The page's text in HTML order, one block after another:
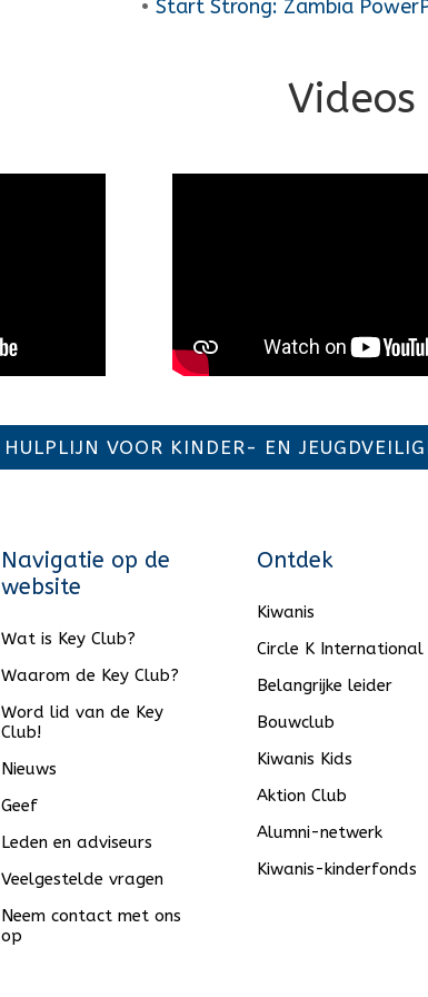
• Start Strong: Zambia
Videos
HULPLIJN VOOR KINDER- EN
Navigatie op de
website
Wat is Key Club?
Waarom de Key Club?
Word lid van de Key
Club!
Nieuws
Geef
Leden en adviseurs
Veelgestelde vragen
Neem contact met ons
op
Ontdek
Kiwanis
Circle K International
Belangrijke leider
Bouwclub
Kiwanis Kids
Aktion Club
Alumni-netwerk
Kiwanis-kinderfonds